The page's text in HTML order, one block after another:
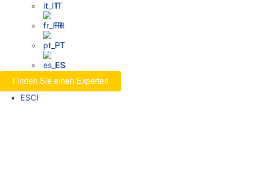
IT
FR
PT
ES
Finden Sie einen Experten
ESCI